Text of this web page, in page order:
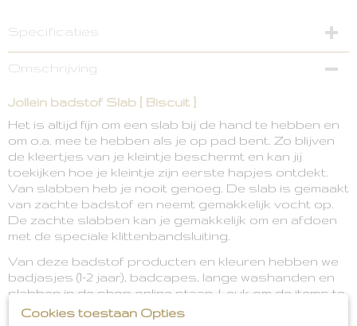
Specificaties
EAN code
Omschrijving
Jollein badstof Slab [ Biscuit ]
Het is altijd fijn om een slab bij de hand te hebben en
om o.a. mee te hebben als je op pad bent. Zo blijven
de kleertjes van je kleintje beschermt en kan jij
toekijken hoe je kleintje zijn eerste hapjes ontdekt.
Van slabben heb je nooit genoeg. De slab is gemaakt
van zachte badstof en neemt gemakkelijk vocht op.
De zachte slabben kan je gemakkelijk om en afdoen
met de speciale klittenbandsluiting.
Van deze badstof producten en kleuren hebben we
badjasjes (1-2 jaar), badcapes, lange washanden en
slabben in de shop online staan. Leuk om de items te
combineren voor als je opzoekt naar een leuk
Cookies toestaan Opties